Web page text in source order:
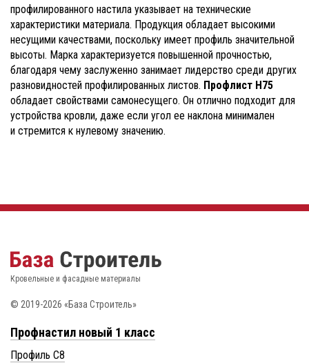
профилированного настила указывает на технические
характеристики материала. Продукция обладает высокими
несущими качествами, поскольку имеет профиль значительной
высоты. Марка характеризуется повышенной прочностью,
благодаря чему заслуженно занимает лидерство среди других
разновидностей профилированных листов. Профлист Н75
обладает свойствами самонесущего. Он отлично подходит для
устройства кровли, даже если угол ее наклона минимален
и стремится к нулевому значению.
Кровельные и фасадные материалы
© 2019-2026 «База Строитель»
Профнастил новый 1 класс
Профиль С8